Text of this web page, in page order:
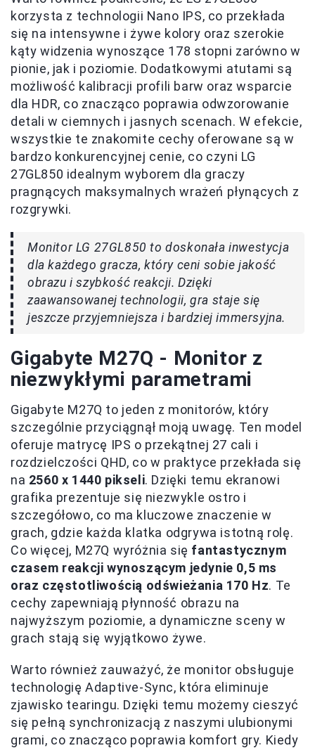
korzysta z technologii Nano IPS, co przekłada
się na intensywne i żywe kolory oraz szerokie
kąty widzenia wynoszące 178 stopni zarówno w
pionie, jak i poziomie. Dodatkowymi atutami są
możliwość kalibracji profili barw oraz wsparcie
dla HDR, co znacząco poprawia odwzorowanie
detali w ciemnych i jasnych scenach. W efekcie,
wszystkie te znakomite cechy oferowane są w
bardzo konkurencyjnej cenie, co czyni LG
27GL850 idealnym wyborem dla graczy
pragnących maksymalnych wrażeń płynących z
rozgrywki.
Monitor LG 27GL850 to doskonała inwestycja
dla każdego gracza, który ceni sobie jakość
obrazu i szybkość reakcji. Dzięki
zaawansowanej technologii, gra staje się
jeszcze przyjemniejsza i bardziej immersyjna.
Gigabyte M27Q - Monitor z
niezwykłymi parametrami
Gigabyte M27Q to jeden z monitorów, który
szczególnie przyciągnął moją uwagę. Ten model
oferuje matrycę IPS o przekątnej 27 cali i
rozdzielczości QHD, co w praktyce przekłada się
na 2560 x 1440 pikseli. Dzięki temu ekranowi
grafika prezentuje się niezwykle ostro i
szczegółowo, co ma kluczowe znaczenie w
grach, gdzie każda klatka odgrywa istotną rolę.
Co więcej, M27Q wyróżnia się fantastycznym
czasem reakcji wynoszącym jedynie 0,5 ms
oraz częstotliwością odświeżania 170 Hz. Te
cechy zapewniają płynność obrazu na
najwyższym poziomie, a dynamiczne sceny w
grach stają się wyjątkowo żywe.
Warto również zauważyć, że monitor obsługuje
technologię Adaptive-Sync, która eliminuje
zjawisko tearingu. Dzięki temu możemy cieszyć
się pełną synchronizacją z naszymi ulubionymi
grami, co znacząco poprawia komfort gry. Kiedy